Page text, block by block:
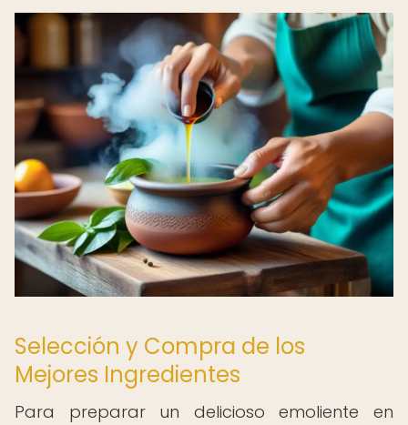
Selección y Compra de los
Mejores Ingredientes
Para preparar un delicioso emoliente en